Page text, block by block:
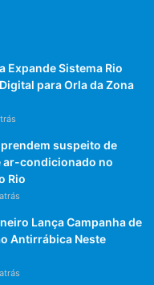
Expande Sistema Rio
para Orla da Zona
suspeito de
ar-condicionado no
Rio
Lança Campanha de
Antirrábica Neste